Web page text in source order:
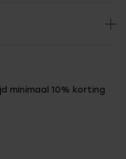
minimaal 10% korting